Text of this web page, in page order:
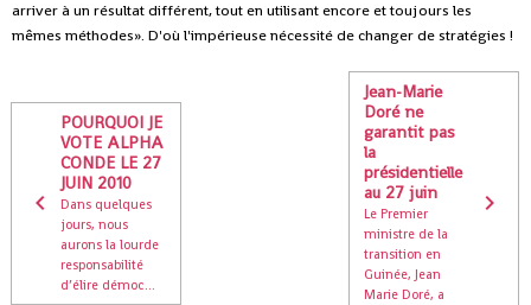
arriver à un résultat différent, tout en utilisant encore et toujours les
mêmes méthodes». D'où l'impérieuse nécessité de changer de stratégies !
POURQUOI JE
VOTE ALPHA
CONDE LE 27
JUIN 2010
Dans quelques
jours, nous
aurons la lourde
responsabilité
d’élire démoc...
Jean-Marie
Doré ne
garantit pas
la
présidentielle
au 27 juin
Le Premier
ministre de la
transition en
Guinée, Jean
Marie Doré, a